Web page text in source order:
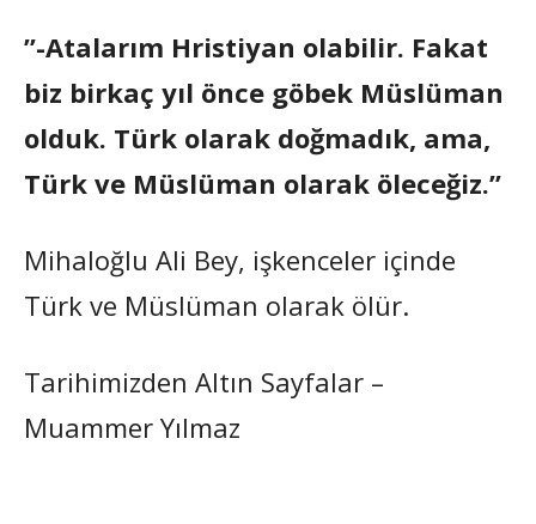
”-Atalarım Hristiyan olabilir. Fakat
biz birkaç yıl önce göbek Müslüman
olduk. Türk olarak doğmadık, ama,
Türk ve Müslüman olarak öleceğiz.”
Mihaloğlu Ali Bey, işkenceler içinde
Türk ve Müslüman olarak ölür.
Tarihimizden Altın Sayfalar –
Muammer Yılmaz